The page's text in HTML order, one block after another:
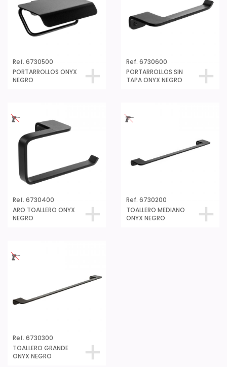
Ref. 6730500
PORTARROLLOS ONYX
NEGRO
Ref. 6730600
PORTARROLLOS SIN
TAPA ONYX NEGRO
Ref. 6730400
ARO TOALLERO ONYX
NEGRO
Ref. 6730200
TOALLERO MEDIANO
ONYX NEGRO
Ref. 6730300
TOALLERO GRANDE
ONYX NEGRO